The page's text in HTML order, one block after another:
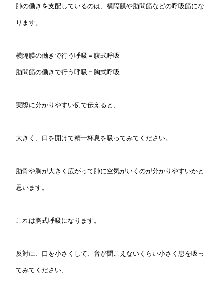
肺の働きを支配しているのは、横隔膜や肋間筋などの呼吸筋にな
ります。
横隔膜の働きで行う呼吸＝腹式呼吸
肋間筋の働きで行う呼吸＝胸式呼吸
実際に分かりやすい例で伝えると、
大きく、口を開けて精一杯息を吸ってみてください。
肋骨や胸が大きく広がって肺に空気がいくのが分かりやすいかと
思います。
これは胸式呼吸になります。
反対に、口を小さくして、音が聞こえないくらい小さく息を吸っ
てみてください、